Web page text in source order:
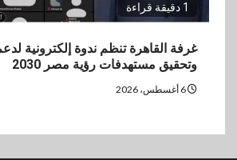
1 دقيقة قراءة
غرفة القاهرة تنظم ندوة إلكترونية
وتحقيق مستهدفات رؤية مصر 2030